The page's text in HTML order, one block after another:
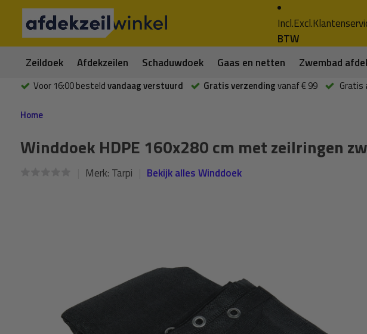
Incl.Excl.
BTW
Zeildoek Afdekzeilen Schaduwdoek Gaas en netten Zwembad
Voor 16:00 besteldvandaag verstuurd Gratis verzendingvanaf € 99 Gratis
Home
Winddoek HDPE 160x280 cm met zeilringen
Merk: Tarpi Bekijk alles Winddoek